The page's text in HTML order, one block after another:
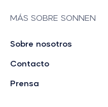
MÁS SOBRE SONNEN
Sobre nosotros
Contacto
Prensa